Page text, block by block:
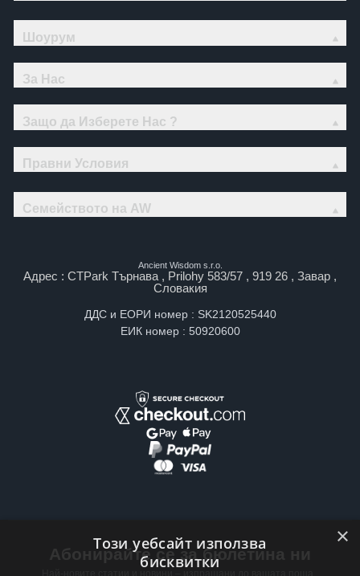
Шоурум
За Нас
Защо да Изберете Нас ?
Правни Условия
Семейството на AW
Ancient Wisdom s.r.o.
Адрес : CTPark Търнава , Prilohy 583/57 , 919 26 , Завар ,
Словакия
ДДС и ЕОРИ номер : SK2120525440
ЕИК номер : 50920600
Абонирайте се за бюлетина ни
×
Този уебсайт използва
бисквитки